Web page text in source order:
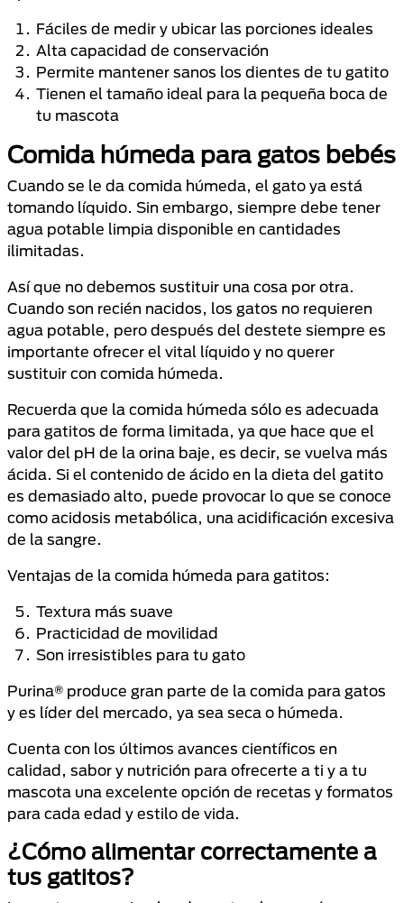
Fáciles de medir y ubicar las porciones ideales
Alta capacidad de conservación
Permite mantener sanos los dientes de tu gatito
Tienen el tamaño ideal para la pequeña boca de
tu mascota
Comida húmeda para gatos bebés
Cuando se le da comida húmeda, el gato ya está
tomando líquido. Sin embargo, siempre debe tener
agua potable limpia disponible en cantidades
ilimitadas.
Así que no debemos sustituir una cosa por otra.
Cuando son recién nacidos, los gatos no requieren
agua potable, pero después del destete siempre es
importante ofrecer el vital líquido y no querer
sustituir con comida húmeda.
Recuerda que la comida húmeda sólo es adecuada
para gatitos de forma limitada, ya que hace que el
valor del pH de la orina baje, es decir, se vuelva más
ácida. Si el contenido de ácido en la dieta del gatito
es demasiado alto, puede provocar lo que se conoce
como acidosis metabólica, una acidificación excesiva
de la sangre.
Ventajas de la comida húmeda para gatitos:
Textura más suave
Practicidad de movilidad
Son irresistibles para tu gato
Purina® produce gran parte de la comida para gatos
y es líder del mercado, ya sea seca o húmeda.
Cuenta con los últimos avances científicos en
calidad, sabor y nutrición para ofrecerte a ti y a tu
mascota una excelente opción de recetas y formatos
para cada edad y estilo de vida.
¿Cómo alimentar correctamente a
tus gatitos?